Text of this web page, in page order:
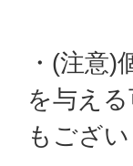
・(注意
を与え
もござ